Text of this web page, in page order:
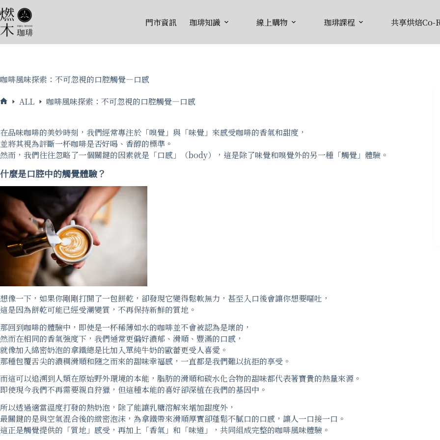
跳
至
主
要
門市資訊 珈琲知識 線上購物 珈琲課程 共享烘焙Co-
咖啡風味探索：不可忽視的口腔觸覺—口感
Space
｜
燃
木
珈
琲
所
ALL 咖啡風味探索：不可忽視的口腔觸覺—口感
在品味咖啡的美妙時刻，我們經常專注於「嗅覺」與「味覺」來感受咖啡的香氣和甜度，
並將其視為評斷一杯咖啡是否好喝、香醇的標準。
然而，我們往往忽略了一個關鍵的因素就是「口感」（body），這是除了味覺和嗅覺外的另一種「觸覺」體驗。
什麼是口腔中的觸覺體驗？
想像一下，如果你剛剛打開了一包餅乾，卻發現它變得鬆軟無力，甚至入口後會讓你想要嘔吐，
這是因為餅乾可能已經受潮變質，不再保持新鮮的質地。
那回到咖啡的體驗中，即使是一杯稀薄如水的咖啡並不會被認為是壞的，
然而在相同的香氣強度下，我們通常更偏好濃郁、滑順、豐滿的口感，
就像加入綿密奶泡的拿鐵總是比加入單純牛奶的歐蕾更受人喜愛。
那種包覆舌尖的濃稠滑順和隨之而來的甜味幸福感，一直都是我們難以抗拒的享受。
而這可以追溯到人類在原始野外環境的本能，脂肪的滑順和碳水化合物的甜味都代表著寶貴的熱量來源。
即使現今我們不再需要親自狩獵，但這種本能的喜好卻深植在我們的基因中。
所以透過適當溫度打發的熱奶泡，除了能讓乳糖溶解來增加甜度外，
最關鍵的是與空氣混合後的緻密泡沫，為拿鐵帶來滑順厚實卻蓬鬆不膩口的口感，讓人一口接一口。
這正是觸覺提供的「質地」感受，再加上「香氣」和「味道」，共同組成完整的咖啡風味體驗。